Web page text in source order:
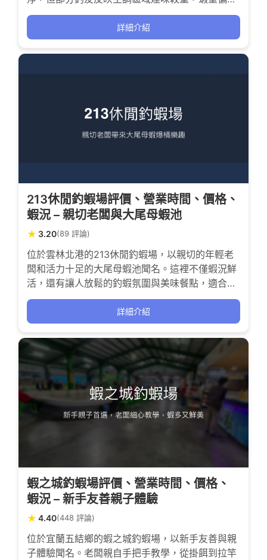
少，釣獲挑戰感十足。適合願意接受較簡單設施與
服務的釣客前來體驗。詳細介紹
213休閒釣蝦場評價、營業時間、價格、
蝦況 – 親切老闆與大尾母蝦池
★ 3.20(89 評論)
位於雲林北港的213休閒釣蝦場，以親切的年輕老
闆和活力十足的大尾母蝦池聞名。這裡不僅蝦況鮮
活，還有讓人放鬆的釣蝦氛圍與美味餐點，適合想
挑戰爆桶快感的釣友與親友聚會，雖然偶有放蝦頻
率不定的情況，但整體體驗仍充滿刺激與成就感。
詳細介紹
蝦之城釣蝦場評價、營業時間、價格、
蝦況 – 新手友善親子體驗
★ 4.40(448 評論)
位於宜蘭五結鄉的蝦之城釣蝦場，以新手友善與親
子體驗聞名。老闆親自手把手教學，從掛餌到拉竿